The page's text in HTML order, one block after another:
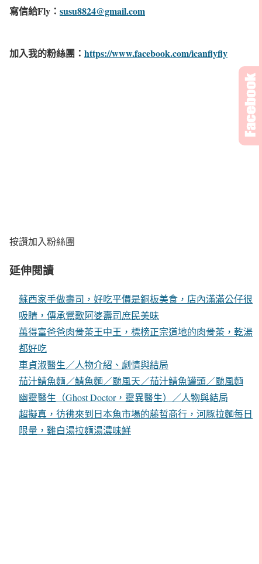
寫信給Fly： susu8824@gmail.com
加入我的粉絲團： https://www.facebook.com/icanflyfly
按讚加入粉絲團
延伸閱讀
蘇西家手做壽司，好吃平價是銅板美食，店內滿滿公仔很
吸睛，傳承鶯歌阿婆壽司庶民美味
萬得富爸爸肉骨茶王中王，標榜正宗道地的肉骨茶，乾湯
都好吃
車貞淑醫生／人物介紹、劇情與結局
茄汁鯖魚麵／鯖魚麵／颱風天／茄汁鯖魚罐頭／颱風麵
幽靈醫生（Ghost Doctor，靈異醫生）／人物與結局
超擬真，彷彿來到日本魚市場的藤哲商行，河豚拉麵每日
限量，雞白湯拉麵湯濃味鮮